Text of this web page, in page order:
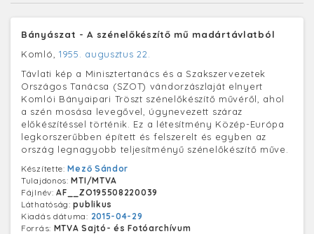
Bányászat - A szénelőkészítő mű madártávlatból
Komló, 1955. augusztus 22.
Távlati kép a Minisztertanács és a Szakszervezetek
Országos Tanácsa (SZOT) vándorzászlaját elnyert
Komlói Bányaipari Tröszt szénelőkészítő művéről, ahol
a szén mosása levegővel, úgynevezett száraz
előkészítéssel történik. Ez a létesítmény Közép-Európa
legkorszerűbben épített és felszerelt és egyben az
ország legnagyobb teljesítményű szénelőkészítő műve.
Készítette:Mező Sándor
Tulajdonos:MTI/MTVA
Fájlnév:AF__ZO195508220039
Láthatóság:publikus
Kiadás dátuma: 2015-04-29
Forrás: MTVA Sajtó- és Fotóarchívum